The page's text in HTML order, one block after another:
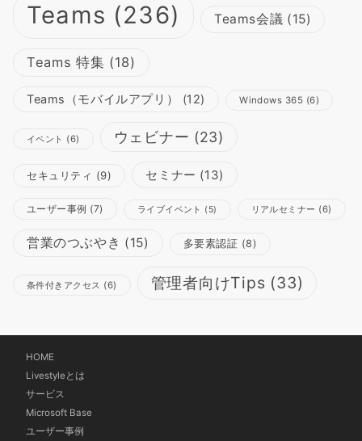
Teams (236) Teams会議 (15)
Teams 特集 (18)
Teams（モバイルアプリ） (12) Windows 365 (6)
イベント (6) ウェビナー (23)
セキュリティ (9) セミナー (13)
ユーザー事例 (7) ライブイベント (5) リアルセミナー (6)
営業のつぶやき (15) 多要素認証 (8)
条件付きアクセス (6) 管理者向けTips (33)
HOME
Livestyleとは
サービス
Microsoft Base
ユーザー事例